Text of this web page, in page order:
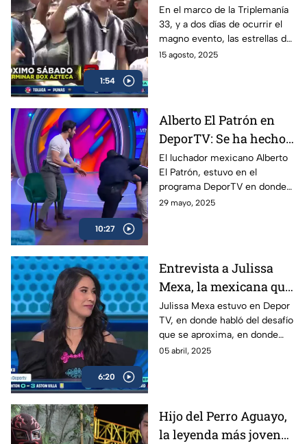
1:54
peregrinación 2025,
previo a la Triplemanía
En el marco de la Triplemanía
33, y a dos días de ocurrir el
magno evento, las estrellas de
la AAA celebraron la tradicional
15 agosto, 2025
10:27
Alberto El Patrón en
DeporTV: Se ha hecho
todo para poder
regresar a WWE
El luchador mexicano Alberto
El Patrón, estuvo en el
programa DeporTV en donde
habló de su presente como
29 mayo, 2025
6:20
Entrevista a Julissa
Mexa, la mexicana que
expondrá su cabellera
Julissa Mexa estuvo en Depor
TV, en donde habló del desafío
que se aproxima, en donde
expondrá su cabellera ante
05 abril, 2025
Hijo del Perro Aguayo,
la leyenda más joven